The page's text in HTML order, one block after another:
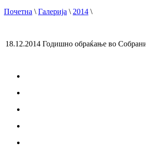
Почетна \Галерија \2014 \
18.12.2014 Годишно обраќање во